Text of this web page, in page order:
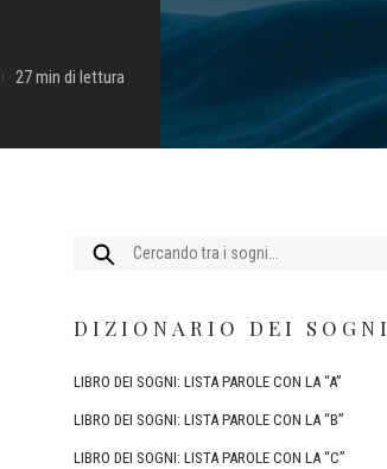
27 min di lettura
Cercare:
DIZIONARIO DEI SOGNI
LIBRO DEI SOGNI: LISTA PAROLE CON LA “A”
LIBRO DEI SOGNI: LISTA PAROLE CON LA “B”
LIBRO DEI SOGNI: LISTA PAROLE CON LA “C”